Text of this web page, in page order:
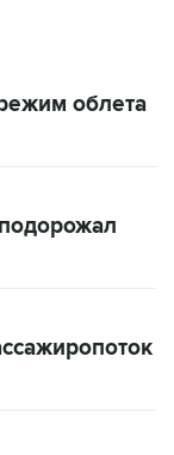
облета